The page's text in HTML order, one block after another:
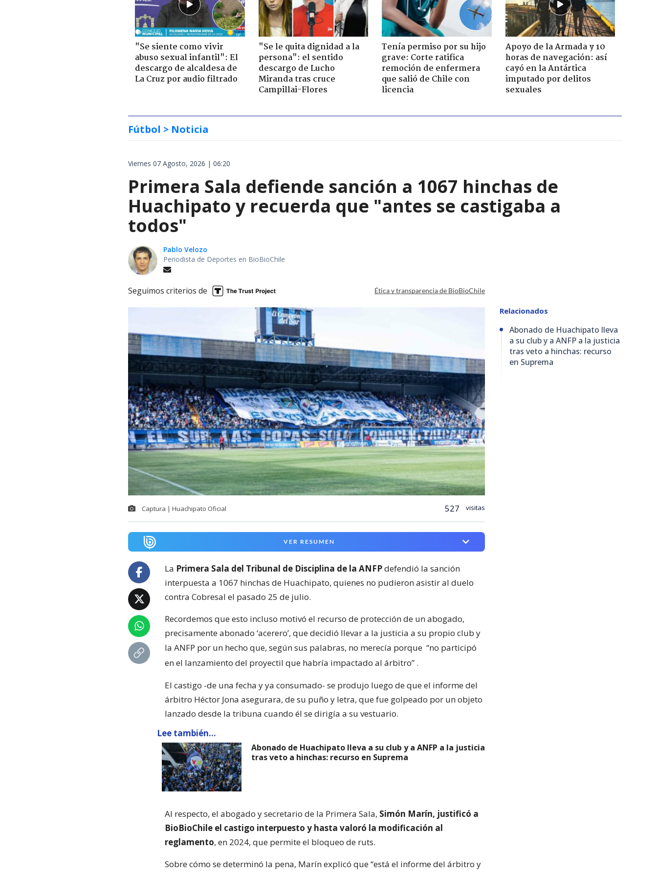
"Se siente como vivir
abuso sexual infantil": El
descargo de alcaldesa de
La Cruz por audio filtrado
"Se le quita dignidad a la
persona": el sentido
descargo de Lucho
Miranda tras cruce
Campillai-Flores
Tenía permiso por su hijo
grave: Corte ratifica
remoción de enfermera
que salió de Chile con
licencia
Apoyo de la Armada y 10
horas de navegación: así
cayó en la Antártica
imputado por delitos
sexuales
Fútbol > Noticia
Viernes 07 Agosto, 2026 | 06:20
Primera Sala defiende sanción a 1067 hinchas de
Huachipato y recuerda que "antes se castigaba a
todos"
Pablo Velozo
Periodista de Deportes en BioBioChile
Seguimos criterios de Ética y transparencia de BioBioChile
Captura | Huachipato Oficial 527 visitas
VER RESUMEN
La Primera Sala del Tribunal de Disciplina de la ANFPdefendió la sanción
interpuesta a 1067 hinchas de Huachipato, quienes no pudieron asistir al duelo
contra Cobresal el pasado 25 de julio.
Recordemos que esto incluso motivó el recurso de protección de un abogado,
precisamente abonado ‘acerero’, que decidió llevar a la justicia a su propio club y
la ANFP por un hecho que, según sus palabras, no merecía porque “no participó
en el lanzamiento del proyectil que habría impactado al árbitro” .
El castigo -de una fecha y ya consumado- se produjo luego de que el informe del
árbitro Héctor Jona asegurara, de su puño y letra, que fue golpeado por un objeto
lanzado desde la tribuna cuando él se dirigía a su vestuario.
Lee también...
Abonado de Huachipato lleva a su club y a ANFP a la justicia
tras veto a hinchas: recurso en Suprema
Al respecto, el abogado y secretario de la Primera Sala, Simón Marín, justificó a
BioBioChile el castigo interpuesto y hasta valoró la modificación al
reglamento, en 2024, que permite el bloqueo de ruts.
Sobre cómo se determinó la pena, Marín explicó que “está el informe del árbitro y
Relacionados
Abonado de Huachipato lleva
a su club y a ANFP a la justicia
tras veto a hinchas: recurso
en Suprema